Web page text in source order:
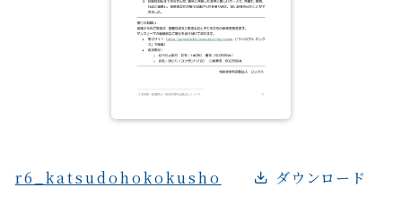
r6_katsudohokokusho ダウンロード